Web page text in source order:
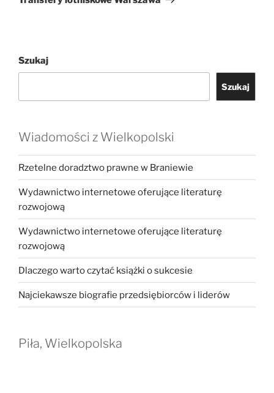
Szukaj
Szukaj
Wiadomości z Wielkopolski
Rzetelne doradztwo prawne w Braniewie
Wydawnictwo internetowe oferujące literaturę
rozwojową
Wydawnictwo internetowe oferujące literaturę
rozwojową
Dlaczego warto czytać książki o sukcesie
Najciekawsze biografie przedsiębiorców i liderów
Piła, Wielkopolska